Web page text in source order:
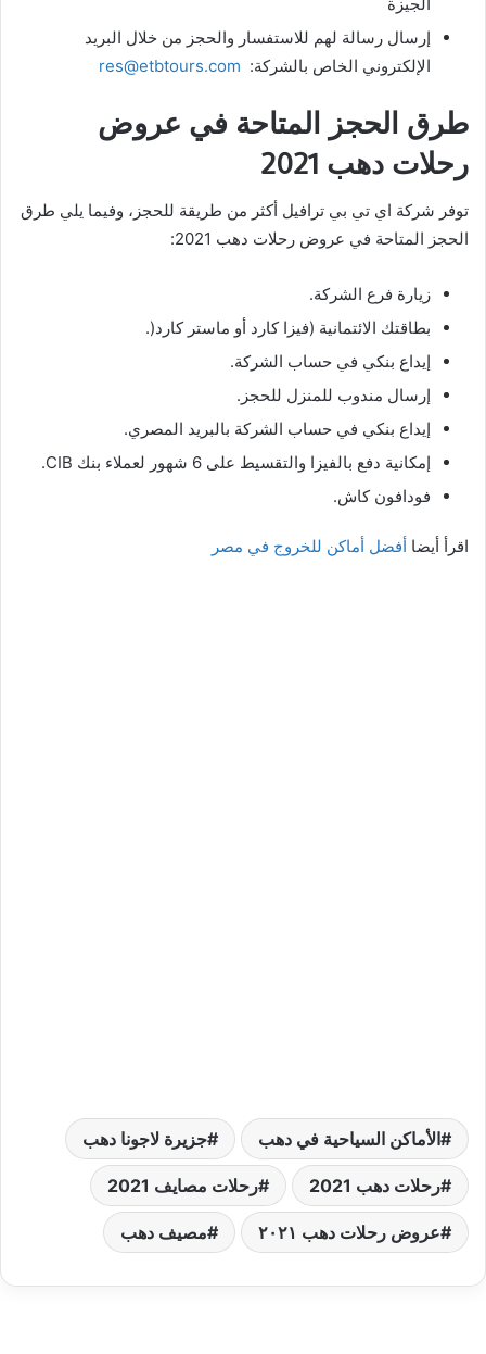
إرسال رسالة لهم للاستفسار والحجز من خلال البريد
الإلكتروني الخاص بالشركة: res@etbtours.com
طرق الحجز المتاحة في عروض
رحلات دهب 2021
توفر شركة اي تي بي ترافيل أكثر من طريقة للحجز، وفيما يلي طرق
الحجز المتاحة في عروض رحلات دهب 2021:
زيارة فرع الشركة.
بطاقتك الائتمانية (فيزا كارد أو ماستر كارد(.
إيداع بنكي في حساب الشركة.
إرسال مندوب للمنزل للحجز.
إيداع بنكي في حساب الشركة بالبريد المصري.
إمكانية دفع بالفيزا والتقسيط على 6 شهور لعملاء بنك CIB.
فودافون كاش.
اقرأ أيضا أفضل أماكن للخروج في مصر
الأماكن السياحية في دهب جزيرة لاجونا دهب
رحلات دهب 2021 رحلات مصايف 2021
عروض رحلات دهب ٢٠٢١ مصيف دهب